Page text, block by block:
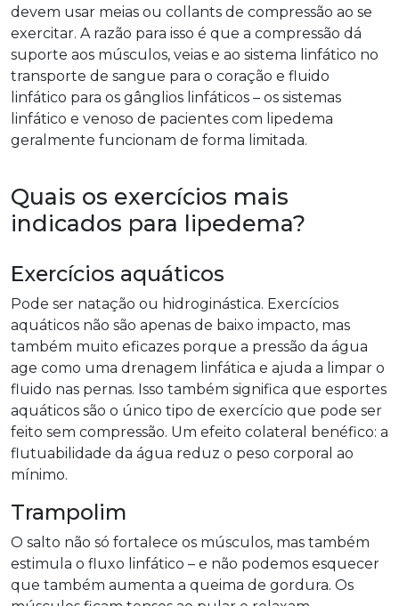
devem usar meias ou collants de compressão ao se
exercitar. A razão para isso é que a compressão dá
suporte aos músculos, veias e ao sistema linfático no
transporte de sangue para o coração e fluido
linfático para os gânglios linfáticos – os sistemas
linfático e venoso de pacientes com lipedema
geralmente funcionam de forma limitada.
Quais os exercícios mais
indicados para lipedema?
Exercícios aquáticos
Pode ser natação ou hidroginástica. Exercícios
aquáticos não são apenas de baixo impacto, mas
também muito eficazes porque a pressão da água
age como uma drenagem linfática e ajuda a limpar o
fluido nas pernas. Isso também significa que esportes
aquáticos são o único tipo de exercício que pode ser
feito sem compressão. Um efeito colateral benéfico: a
flutuabilidade da água reduz o peso corporal ao
mínimo.
Trampolim
O salto não só fortalece os músculos, mas também
estimula o fluxo linfático – e não podemos esquecer
que também aumenta a queima de gordura. Os